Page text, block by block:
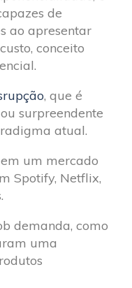
de
ao apresentar
conceito
, que é
surpreendente
atual.
um mercado
Spotify, Netflix,
demanda, como
uma